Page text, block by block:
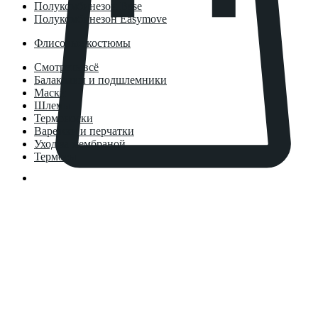
Полукомбинезон Base
Полукомбинезон Easymove
Флисовые костюмы
Смотреть всё
Балаклавы и подшлемники
Маски
Шлемы
Термоноски
Варежки и перчатки
Уход за мембраной
Термосы